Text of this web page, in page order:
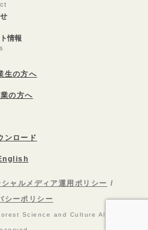
情報
生の方へ
の方へ
ンロード
シャルメディア運用ポリシー
シーポリシー
Science and Culture All Rights